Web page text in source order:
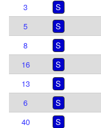
3
S
5
S
8
S
16
S
13
S
6
S
40
S